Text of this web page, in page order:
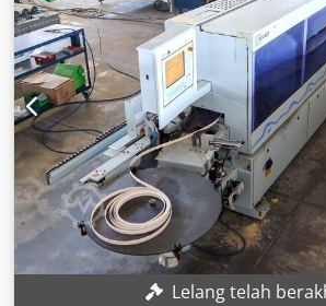
und unten servomotorisch verstellbar -
Motoren) manuell verstellbar -
pneumatisch abstellbar -
- Bedienpanel Power Control PC20
- Arbeitshöhe servomotorisch
– 60 mm - Kantenmaterialstärke: 0,4 –
Vorschubgeschwindigkeit: 11/14 m/min
Vorschubtisch: 5.860 mm Cjdpfxsu E E
Gesamtgewicht: 2.600 kg Zusätzlich
zusätzliche Klebertanks im
Dokumentation und CE-
Maschine ist in einem sehr guten, voll
Lelang telah